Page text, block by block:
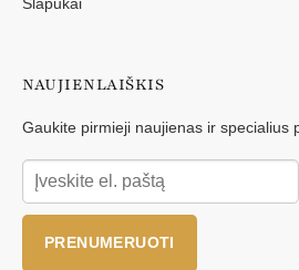
NAUJIENLAIŠKIS
Gaukite pirmieji naujienas ir specialius
PRENUMERUOTI